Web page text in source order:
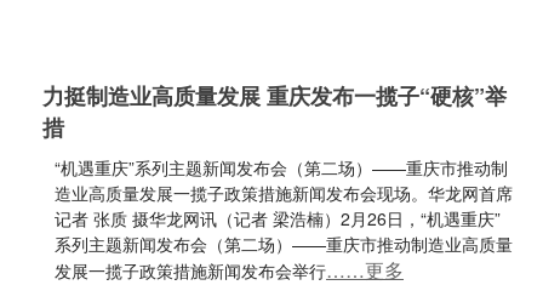
力挺制造业高质量发展 重庆发布一揽子“硬核”举
措
“机遇重庆”系列主题新闻发布会（第二场）——重庆市推动制
造业高质量发展一揽子政策措施新闻发布会现场。华龙网首席
记者 张质 摄华龙网讯（记者 梁浩楠）2月26日，“机遇重庆”
系列主题新闻发布会（第二场）——重庆市推动制造业高质量
发展一揽子政策措施新闻发布会举行……更多